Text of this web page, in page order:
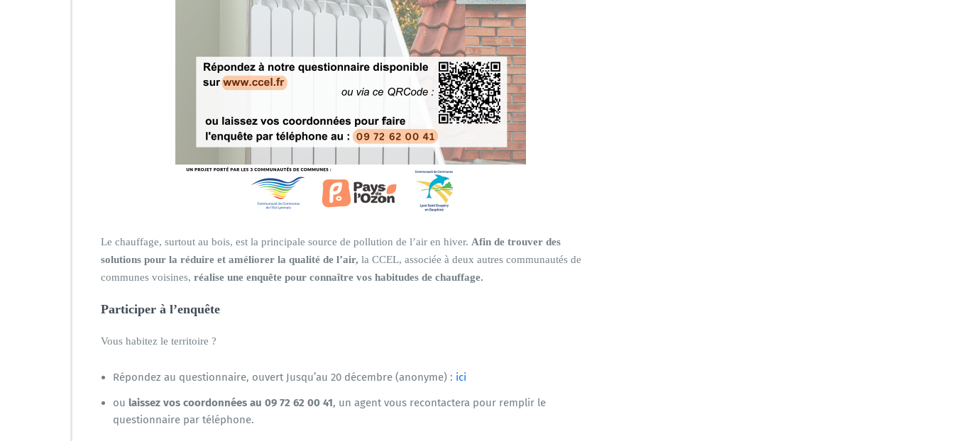
Le chauffage, surtout au bois, est la principale source de pollution de l’air en hiver. Afin de trouver des
solutions pour la réduire et améliorer la qualité de l’air, la CCEL, associée à deux autres communautés de
communes voisines, réalise une enquête pour connaître vos habitudes de chauffage.
Participer à l’enquête
Vous habitez le territoire ?
Répondez au questionnaire, ouvert Jusqu’au 20 décembre (anonyme) : ici
ou laissez vos coordonnées au 09 72 62 00 41, un agent vous recontactera pour remplir le
questionnaire par téléphone.